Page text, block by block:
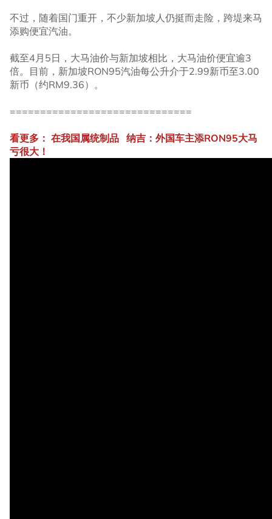
不过，随着国门重开，不少新加坡人仍挺而走险，跨堤来马
添购便宜汽油。
截至4月5日，大马油价与新加坡相比，大马油价便宜逾3
倍。目前，新加坡RON95汽油每公升介于2.99新币至3.00
新币（约RM9.36）。
==============================
看更多： 在我国属统制品 纳吉：外国车主添RON95大马
亏很大！